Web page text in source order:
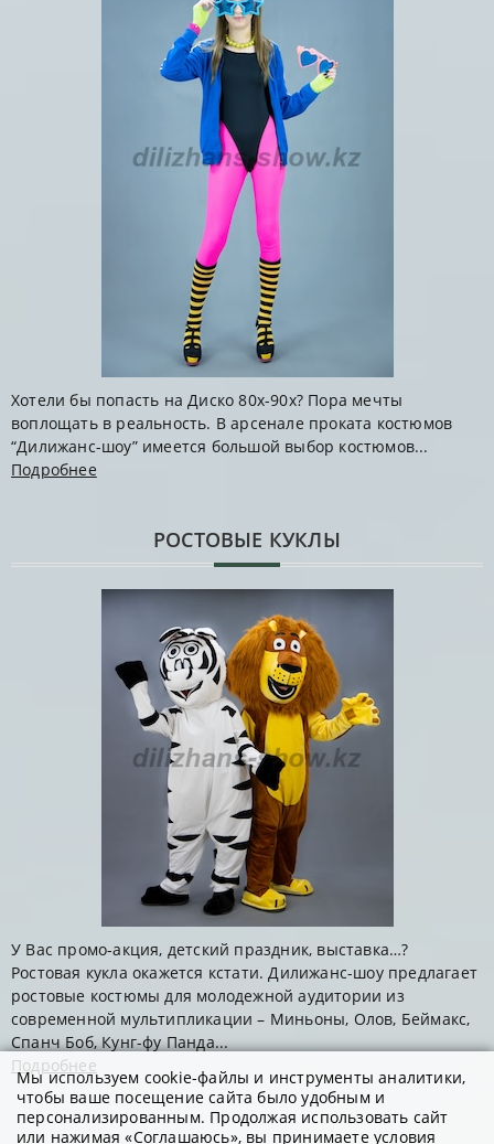
Хотели бы попасть на Диско 80х-90х? Пора мечты
воплощать в реальность. В арсенале проката костюмов
“Дилижанс-шоу” имеется большой выбор костюмов...
Подробнее
РОСТОВЫЕ КУКЛЫ
У Вас промо-акция, детский праздник, выставка…?
Ростовая кукла окажется кстати. Дилижанс-шоу предлагает
ростовые костюмы для молодежной аудитории из
современной мультипликации – Миньоны, Олов, Беймакс,
Спанч Боб, Кунг-фу Панда...
Подробнее
Мы используем cookie-файлы и инструменты аналитики,
чтобы ваше посещение сайта было удобным и
персонализированным. Продолжая использовать сайт
или нажимая «Соглашаюсь», вы принимаете условия